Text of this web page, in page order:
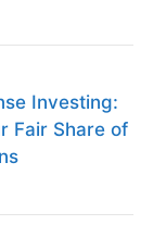
Investing:
Fair Share of